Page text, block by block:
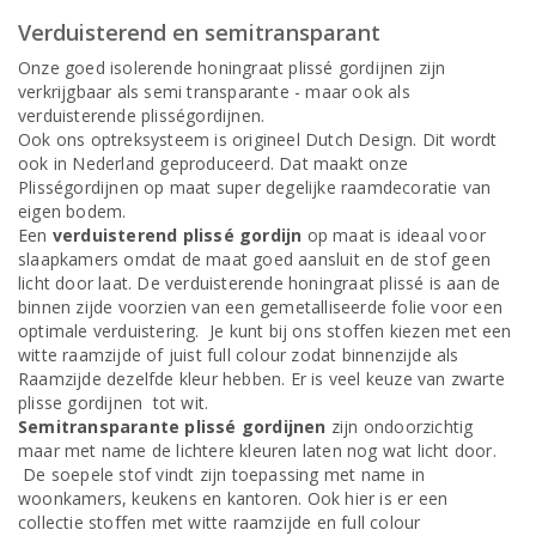
Verduisterend en semitransparant
Onze goed isolerende honingraat plissé gordijnen zijn
verkrijgbaar als semi transparante - maar ook als
verduisterende plisségordijnen.
Ook ons optreksysteem is origineel Dutch Design. Dit wordt
ook in Nederland geproduceerd. Dat maakt onze
Plisségordijnen op maat super degelijke raamdecoratie van
eigen bodem.
Een verduisterend plissé gordijn op maat is ideaal voor
slaapkamers omdat de maat goed aansluit en de stof geen
licht door laat. De verduisterende honingraat plissé is aan de
binnen zijde voorzien van een gemetalliseerde folie voor een
optimale verduistering. Je kunt bij ons stoffen kiezen met een
witte raamzijde of juist full colour zodat binnenzijde als
Raamzijde dezelfde kleur hebben. Er is veel keuze van zwarte
plisse gordijnen tot wit.
Semitransparante plissé gordijnen zijn ondoorzichtig
maar met name de lichtere kleuren laten nog wat licht door.
De soepele stof vindt zijn toepassing met name in
woonkamers, keukens en kantoren. Ook hier is er een
collectie stoffen met witte raamzijde en full colour